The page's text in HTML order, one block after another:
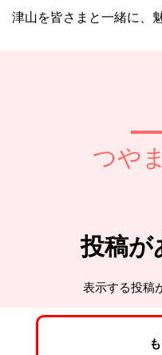
津山を皆さまと一緒に、
つや
投稿が
表示する投稿